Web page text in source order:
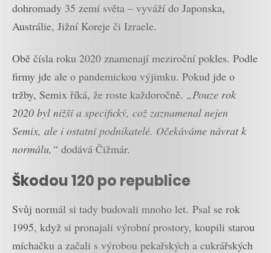
dohromady 35 zemí světa – vyváží do Japonska,
Austrálie, Jižní Koreje či Izraele.
Obě čísla roku 2020 znamenají meziroční pokles. Podle
firmy jde ale o pandemickou výjimku. Pokud jde o
tržby, Semix říká, že roste každoročně. „Pouze rok
2020 byl nižší a specifický, což zaznamenal nejen
Semix, ale i ostatní podnikatelé. Očekáváme návrat k
normálu,“ dodává Čižmár.
Škodou 120 po republice
Svůj normál si tady budovali mnoho let. Psal se rok
1995, když si pronajali výrobní prostory, koupili starou
míchačku a začali s výrobou pekařských a cukrářských